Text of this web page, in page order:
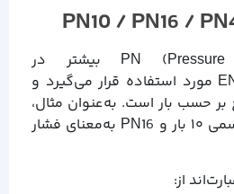
سیستم PN (Pressure Nominal) بیشتر در
استانداردهای DIN و EN مورد استفاده قرار می‌گیرد و
بر حسب بار است. به‌عنوان مثال،
PN10 به‌معنای فشار اسمی ۱۰ بار و PN16 به‌معنای فشار